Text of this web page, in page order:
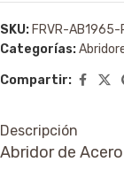
SKU: FRVR-AB1965-
Categorías:
Compartir:
Descripción
Abridor de